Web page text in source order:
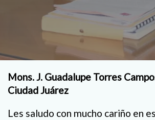
Mons. J. Guadalupe Torres
Ciudad Juárez
Les saludo con mucho cariño en